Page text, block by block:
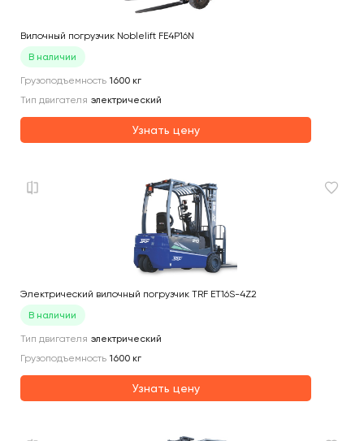
Вилочный погрузчик Noblelift FE4P16N
В наличии
Грузоподъемность 1600 кг
Тип двигателя электрический
Узнать цену
Электрический вилочный погрузчик TRF ET16S-4Z2
В наличии
Тип двигателя электрический
Грузоподъемность 1600 кг
Узнать цену